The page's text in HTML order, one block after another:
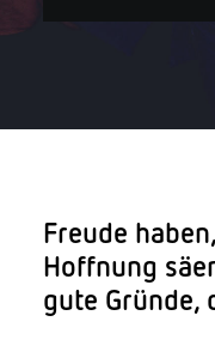
Freude
Hoffnung
gute Gründe,